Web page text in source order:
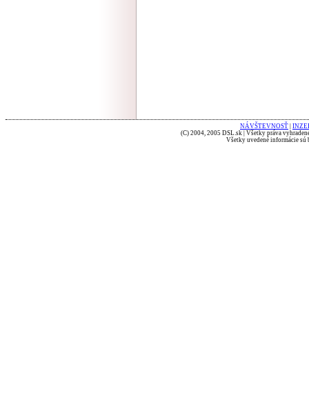
NÁVŠTEVNOSŤ
(C) 2004, 2005 DSL.sk | Všetky práva
Všetky uvedené informácie sú